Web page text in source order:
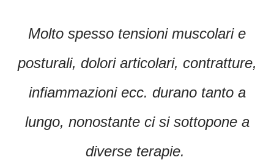
Molto spesso tensioni muscolari e
posturali, dolori articolari, contratture,
infiammazioni ecc. durano tanto a
lungo, nonostante ci si sottopone a
diverse terapie.